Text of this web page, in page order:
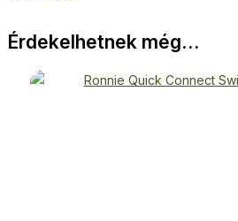
Érdekelhetnek még…